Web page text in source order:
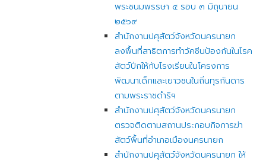
พระชนมพรรษา ๔ รอบ ๓ มิถุนายน
๒๕๖๙
สำนักงานปศุสัตว์จังหวัดนครนายก
ลงพื้นที่สาธิตการทำวัคซีนป้องกันในโรค
สัตว์ปีกให้กับโรงเรียนในโครงการ
พัฒนาเด็กและเยาวชนในถิ่นทุรกันดาร
ตามพระราชดำริฯ
สำนักงานปศุสัตว์จังหวัดนครนายก
ตรวจติดตามสถานประกอบกิจการฆ่า
สัตว์พื้นที่อำเภอเมืองนครนายก
สำนักงานปศุสัตว์จังหวัดนครนายก ให้